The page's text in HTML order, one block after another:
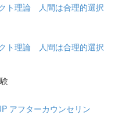
ト理論 人間は合理的選択
ト理論 人間は合理的選択
アフターカウンセリン